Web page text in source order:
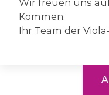
Kommen.
Ihr Team der